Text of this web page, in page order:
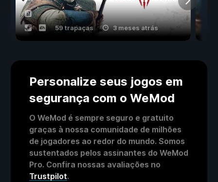
59 trapaças 3 meses atrás
Personalize seus jogos em
segurança com o WeMod
O WeMod é sempre seguro e gratuito
graças à nossa comunidade de milhões
de jogadores ao redor do mundo. Somos
sustentados pelos assinantes do WeMod
Pro. Confira nossas avaliações no
Trustpilot.